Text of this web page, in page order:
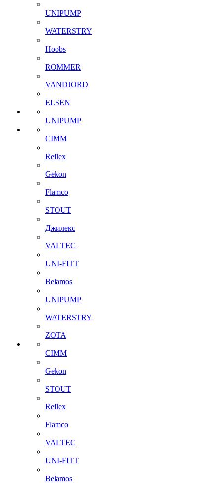
UNIPUMP
WATERSTRY
Hoobs
ROMMER
VANDJORD
ELSEN
UNIPUMP
CIMM
Reflex
Gekon
Flamco
STOUT
Джилекс
VALTEC
UNI-FITT
Belamos
UNIPUMP
WATERSTRY
ZOTA
CIMM
Gekon
STOUT
Reflex
Flamco
VALTEC
UNI-FITT
Belamos